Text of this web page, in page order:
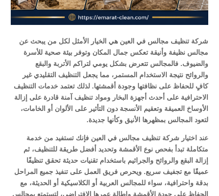
شركة تنظيف مجالس في العين هي الخيار الأمثل لكل من يبحث عن
مجالس نظيفة وأنيقة تعكس جمال المكان وتوفر بيئة صحية للأسرة
والضيوف. فالمجالس تتعرض بشكل يومي لتراكم الأتربة والبقع
والروائح نتيجة الاستخدام المستمر، مما يجعل التنظيف التقليدي غير
كافٍ للحفاظ على نظافتها وجودة أقمشتها. لذلك تعتمد خدمات التنظيف
الاحترافية على أحدث أجهزة البخار ومواد تنظيف آمنة قادرة على إزالة
الأوساخ العميقة وتعقيم الأنسجة دون التأثير على الألوان أو الخامات،
لتعود المجالس بمظهرها الأنيق وكأنها جديدة.
عند اختيار شركة تنظيف مجالس في العين فإنك تستفيد من خدمة
متكاملة تبدأ بفحص نوع الأقمشة وتحديد أفضل طريقة للتنظيف، ثم
إزالة البقع والروائح والجراثيم باستخدام تقنيات حديثة تحقق تنظيفًا
عميقًا مع تجفيف سريع. ويحرص فريق العمل على تنفيذ جميع المراحل
بدقة واحترافية، سواء للمجالس العربية أو الكلاسيكية أو الحديثة، مع
الحفاظ على جودة الأقمشة وإطالة عمرها الافتراضي، لتستمتع بمجالس